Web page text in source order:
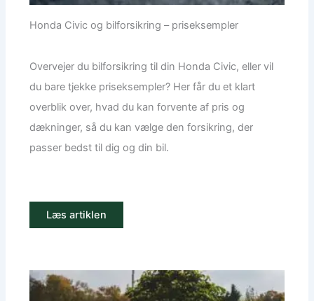
Honda Civic og bilforsikring – priseksempler
Overvejer du bilforsikring til din Honda Civic, eller vil
du bare tjekke priseksempler? Her får du et klart
overblik over, hvad du kan forvente af pris og
dækninger, så du kan vælge den forsikring, der
passer bedst til dig og din bil.
Læs artiklen